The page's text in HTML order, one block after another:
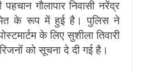
गौलापार निवासी नरेंद्र
के रूप में हुई है। पुलिस ने
के लिए सुशीला तिवारी
को सूचना दे दी गई है।